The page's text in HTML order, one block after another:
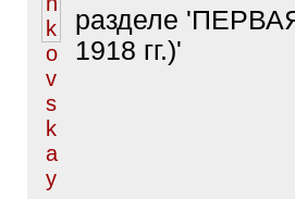
разделе
1918 гг.)'